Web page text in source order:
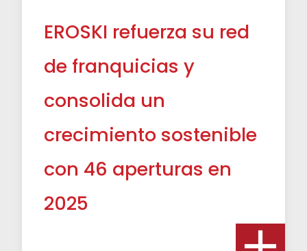
EROSKI refuerza su red
de franquicias y
consolida un
crecimiento sostenible
con 46 aperturas en
2025